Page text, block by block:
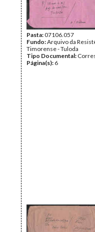
Pasta:07106.057
Fundo:Arquivo da
Timorense - Tuloda
Tipo Documental:
Página(s): 6